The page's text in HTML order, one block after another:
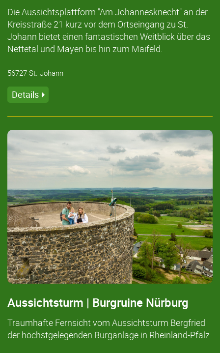
Die Aussichtsplattform "Am Johannesknecht" an der
Kreisstraße 21 kurz vor dem Ortseingang zu St.
Johann bietet einen fantastischen Weitblick über das
Nettetal und Mayen bis hin zum Maifeld.
56727 St. Johann
Details
Aussichtsturm | Burgruine Nürburg
Traumhafte Fernsicht vom Aussichtsturm Bergfried
der höchstgelegenden Burganlage in Rheinland-Pfalz